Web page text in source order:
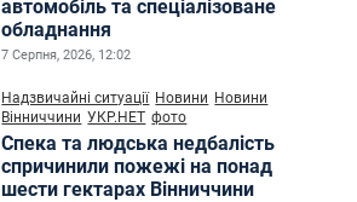
автомобіль та спеціалізоване
обладнання
7 Серпня, 2026, 12:02
Надзвичайні ситуації Новини Новини
Вінниччини УКР.НЕТ фото
Спека та людська недбалість
спричинили пожежі на понад
шести гектарах Вінниччини